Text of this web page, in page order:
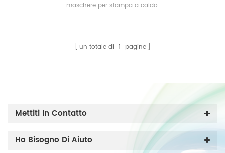
maschere per stampa a caldo.
un totale di 1 pagine
Mettiti In Contatto
Ho Bisogno Di Aiuto